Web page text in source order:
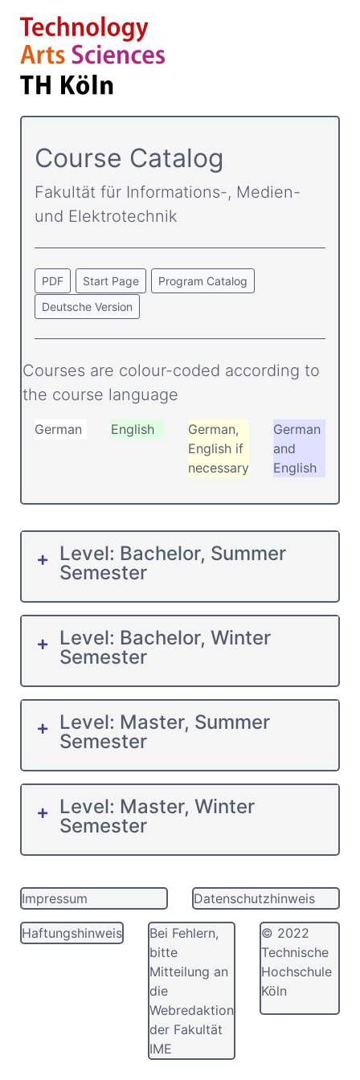
Course Catalog
Fakultät für Informations-, Medien-
und Elektrotechnik
PDF Start Page
Program Catalog
Deutsche Version
Courses are colour-coded according to
the course language
German English
German,
English if
necessary
German
and
English
Level: Bachelor, Summer
Semester
Level: Bachelor, Winter
Semester
Level: Master, Summer
Semester
Level: Master, Winter
Semester
Impressum Datenschutzhinweis
Haftungshinweis
Bei Fehlern,
bitte
Mitteilung an
die
Webredaktion
der Fakultät
IME
© 2022
Technische
Hochschule
Köln